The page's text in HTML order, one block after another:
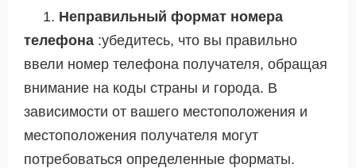
1. Неправильный формат номера
телефона :убедитесь, что вы правильно
ввели номер телефона получателя, обращая
внимание на коды страны и города. В
зависимости от вашего местоположения и
местоположения получателя могут
потребоваться определенные форматы.